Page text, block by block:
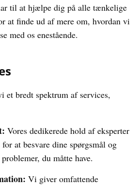
til at hjælpe dig på alle tænkelige
at finde ud af mere om, hvordan vi
med os enestående.
et bredt spektrum af services,
Vores dedikerede hold af eksperter
at besvare dine spørgsmål og
du måtte have.
Vi giver omfattende